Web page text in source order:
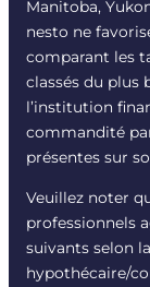
Manitoba,
nesto ne
comparant les
classés du plus
l’institution
commandité
présentes sur
Veuillez noter
professionnels
suivants selon
hypothécaire/